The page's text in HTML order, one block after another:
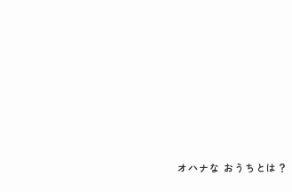
オハナな おうちとは？